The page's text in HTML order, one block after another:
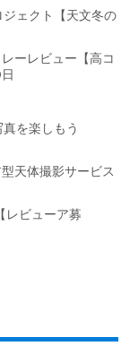
ジェクト【天文冬の
ーレビュー【高コ
を楽しもう
天体撮影サービス
レビューア募